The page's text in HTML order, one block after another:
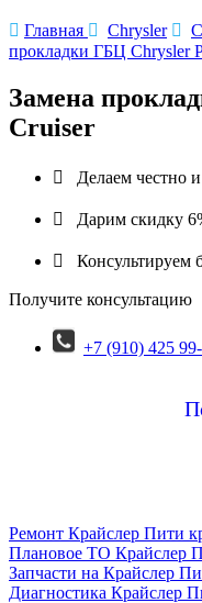
 Главная  Chrysler 
прокладки ГБЦ Chrysler
Замена
Cruiser
 Делаем честно
 Дарим скидку
 Консультируем
Получите консультацию
+7 (910) 425
Ремонт Крайслер Пити
Плановое ТО Крайслер
Запчасти на Крайслер
Диагностика Крайслер